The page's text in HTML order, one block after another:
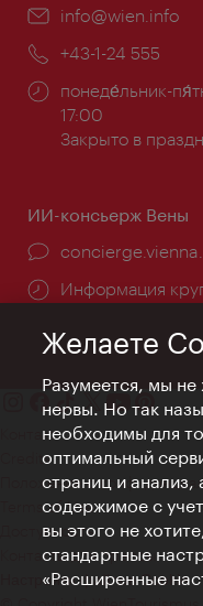
Эл.
info@wien.info
Телефон:
+43-1-24 555
Часы
работы:
понеде́льник-
17:00
Закрыто в
ИИ-консьерж Вены
Информация
Контакт
Credits
Положение о
Terms of Use
Доступность
Контакты для прессы
Настройки файлов Cookie
Желаете
Разумеется, мы не
нервы. Но так
необходимы для
оптимальный
страниц и анализ,
содержимое с
вы этого не
стандартные
«Расширенные